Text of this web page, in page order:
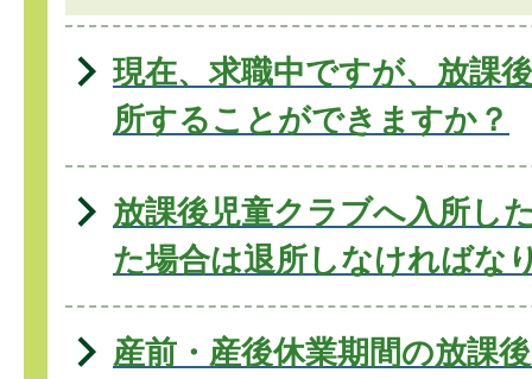
現在、求職中ですが、放課
所することができますか？
放課後児童クラブへ入所し
た場合は退所しなければな
産前・産後休業期間の放課